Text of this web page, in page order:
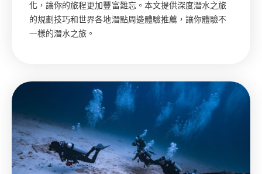
化，讓你的旅程更加豐富難忘。本文提供深度潛水之旅
的規劃技巧和世界各地潛點周邊體驗推薦，讓你體驗不
一樣的潛水之旅。